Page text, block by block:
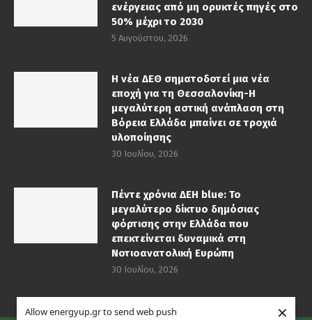
Allow energyup.gr to send web push
×
ενέργειας από μη ορυκτές πηγές στο
50% μέχρι το 2030
5 Αυγούστου, 2026
Η νέα ΔΕΘ σηματοδοτεί μια νέα
εποχή για τη Θεσσαλονίκη-Η
μεγαλύτερη αστική ανάπλαση στη
Βόρεια Ελλάδα μπαίνει σε τροχιά
υλοποίησης
30 Ιουλίου, 2026
Πέντε χρόνια ΔΕΗ blue: Το
μεγαλύτερο δίκτυο δημόσιας
φόρτισης στην Ελλάδα που
επεκτείνεται δυναμικά στη
Νοτιοανατολική Ευρώπη
30 Ιουλίου, 2026